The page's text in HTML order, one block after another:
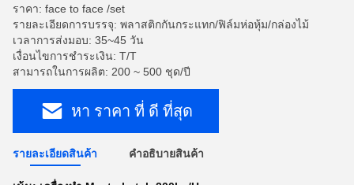
ราคา: face to face /set
รายละเอียดการบรรจุ: พลาสติกกันกระแทก/ฟิล์มห่อหุ้ม/กล่องไม้
เวลาการส่งมอบ: 35~45 วัน
เงื่อนไขการชำระเงิน: T/T
สามารถในการผลิต: 200 ~ 500 ชุด/ปี
หา ราคา ที่ ดี ที่สุด
รายละเอียดสินค้า คําอธิบายสินค้า